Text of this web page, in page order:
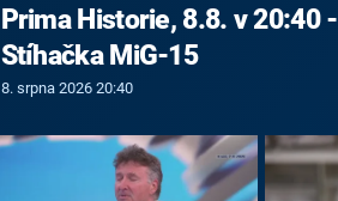
Prima Historie, 8.8. v 20:40 -
Stíhačka MiG-15
8. srpna 2026 20:40